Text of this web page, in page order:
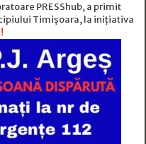
PRESShub, a primit
Timișoara, la inițiativa